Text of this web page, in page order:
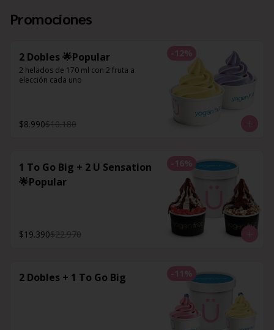
Promociones
-12%
2 Dobles 🌟Popular
2 helados de 170 ml con 2 fruta a
elección cada uno
$8.990$10.180
-16%
1 To Go Big + 2 U Sensation
🌟Popular
$19.390$22.970
-11 %
2 Dobles + 1 To Go Big